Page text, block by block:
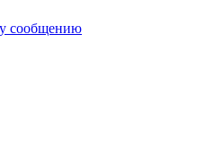
сообщению